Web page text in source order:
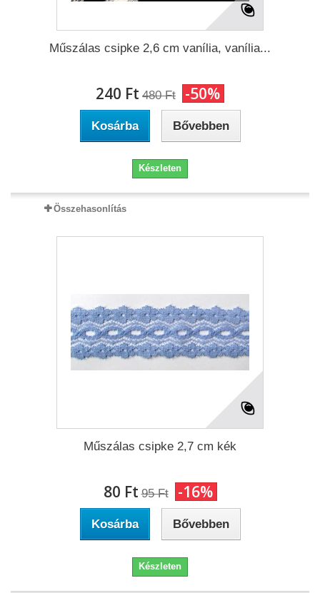
Műszálas csipke 2,6 cm vanília, vanília...
240 Ft‎ 480 Ft‎ -50%
Kosárba Bővebben
Készleten
Összehasonlítás
Műszálas csipke 2,7 cm kék
80 Ft‎ 95 Ft‎ -16%
Kosárba Bővebben
Készleten